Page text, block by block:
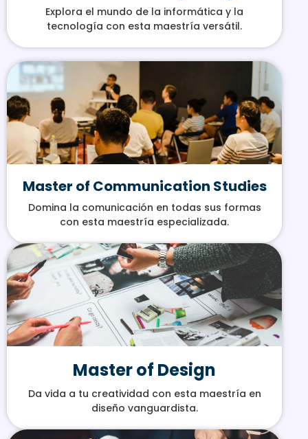
Explora el mundo de la informática y la
tecnología con esta maestría versátil.
Master of Communication Studies
Domina la comunicación en todas sus formas
con esta maestría especializada.
Master of Design
Da vida a tu creatividad con esta maestría en
diseño vanguardista.